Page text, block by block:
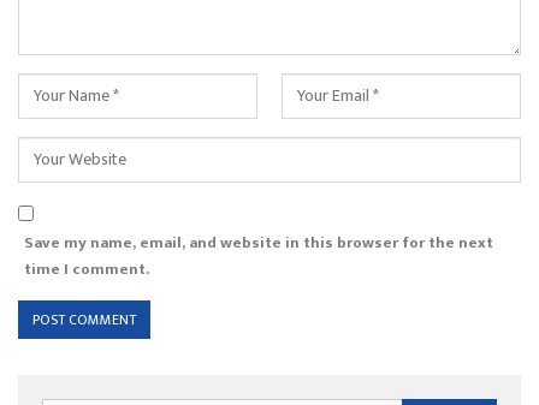
Save my name, email, and website in this browser for the next
time I comment.